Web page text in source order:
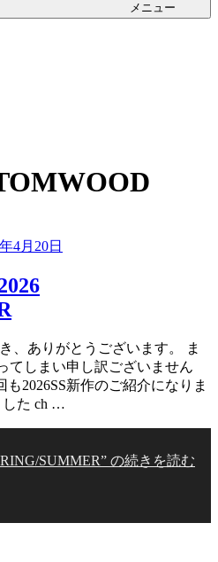
メニュー
4月20日
、ありがとうございます。 ま
てしまい申し訳ございません
新作のご紹介になりま
した ch …
SUMMER” の続きを読む